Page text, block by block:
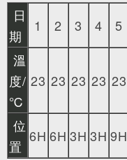
日
期
1 2 3 4 5
溫
度/
℃
23 23 23 23 23
位
置
6H 6H 3H 3H 9H